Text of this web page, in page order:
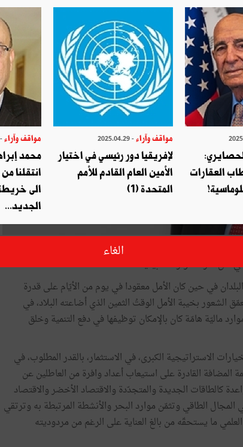
بلد أفريقي كرواندا بعد أن راهنت بلادنا منذ استقلالها على
ظلّ ندرة الموارد الطبيعية؟
في حين كان الأمل معقودا في يوم من الأيّام على قدرة
الشعور بخيبة الأمل الوقتُ الثمين الذي أضاعته البلاد، في
ماليّة هامّة كان بالإمكان توظيفها في دفع التنمية وخلق
الاستراتيجية الكبرى، في الاستثمار، بالقدر المطلوب، في
المضافة القادرة على استيعاب أعداد وافرة من العاطلين عن
كالطاقات الجديدة والمتجدّدة والاقتصاد الأخضر والاقتصاد
المجال الطاقي وتثمّن موارد البحر والأنشطة المرتبطة به وترتقي
ما يستحقّه من بالغ العناية على الرغم من مردوديته
العقارات
مواقف وآراء - 2025.04.29
لإفريقيا دور رئيسي في اختيار
الأمين العام القادم للأمم
المتحدة (1)
مواقف وآراء- 2025.02.12
محمد
انتقلنا
الى
الجديد...
الغاء